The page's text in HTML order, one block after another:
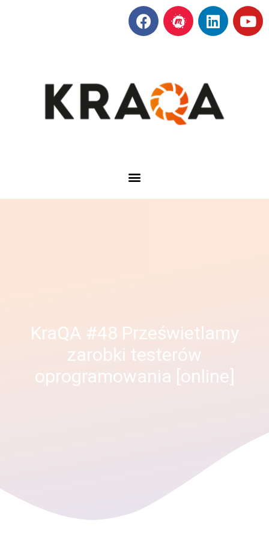
KraQA #48 Prześwietlamy
zarobki testerów
oprogramowania [online]